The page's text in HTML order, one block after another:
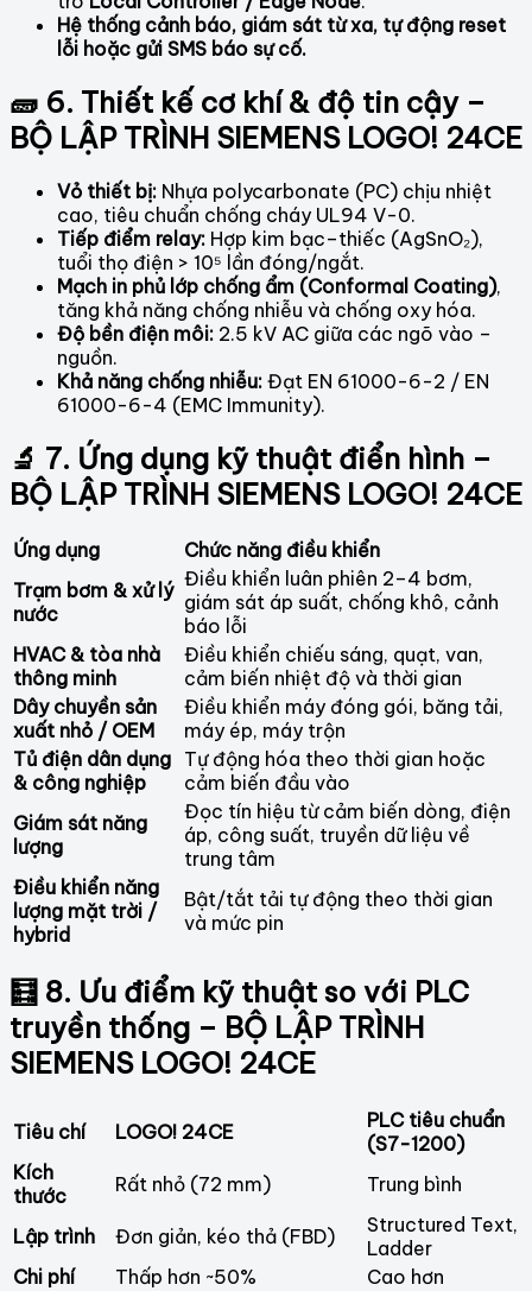
Hệ thống cảnh báo, giám sát từ xa, tự động reset
lỗi hoặc gửi SMS báo sự cố.
🧱 6. Thiết kế cơ khí & độ tin cậy –
BỘ LẬP TRÌNH SIEMENS LOGO! 24CE
Vỏ thiết bị: Nhựa polycarbonate (PC) chịu nhiệt
cao, tiêu chuẩn chống cháy UL94 V-0.
Tiếp điểm relay: Hợp kim bạc–thiếc (AgSnO₂),
tuổi thọ điện > 10⁵ lần đóng/ngắt.
Mạch in phủ lớp chống ẩm (Conformal Coating),
tăng khả năng chống nhiễu và chống oxy hóa.
Độ bền điện môi: 2.5 kV AC giữa các ngõ vào –
nguồn.
Khả năng chống nhiễu: Đạt EN 61000-6-2 / EN
61000-6-4 (EMC Immunity).
🔬 7. Ứng dụng kỹ thuật điển hình –
BỘ LẬP TRÌNH SIEMENS LOGO! 24CE
Ứng dụng
Chức năng điều khiển
Trạm bơm & xử lý
nước
Điều khiển luân phiên 2–4 bơm,
giám sát áp suất, chống khô, cảnh
báo lỗi
HVAC & tòa nhà
thông minh
Điều khiển chiếu sáng, quạt, van,
cảm biến nhiệt độ và thời gian
Dây chuyền sản
xuất nhỏ / OEM
Điều khiển máy đóng gói, băng tải,
máy ép, máy trộn
Tủ điện dân dụng
& công nghiệp
Tự động hóa theo thời gian hoặc
cảm biến đầu vào
Giám sát năng
lượng
Đọc tín hiệu từ cảm biến dòng, điện
áp, công suất, truyền dữ liệu về
trung tâm
Điều khiển năng
lượng mặt trời /
hybrid
Bật/tắt tải tự động theo thời gian
và mức pin
🧮 8. Ưu điểm kỹ thuật so với PLC
truyền thống – BỘ LẬP TRÌNH
SIEMENS LOGO! 24CE
Tiêu chí LOGO! 24CE
PLC tiêu chuẩn
(S7-1200)
Kích
thước
Rất nhỏ (72 mm) Trung bình
Lập trình Đơn giản, kéo thả (FBD)
Structured Text,
Ladder
Chi phí
Thấp hơn ~50%
Cao hơn